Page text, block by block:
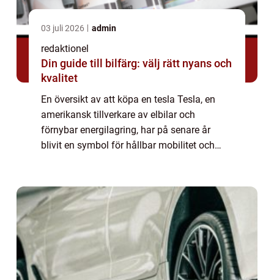
03 juli 2026 admin
redaktionel
Din guide till bilfärg: välj rätt nyans och
kvalitet
En översikt av att köpa en tesla Tesla, en
amerikansk tillverkare av elbilar och
förnybar energilagring, har på senare år
blivit en symbol för hållbar mobilitet och